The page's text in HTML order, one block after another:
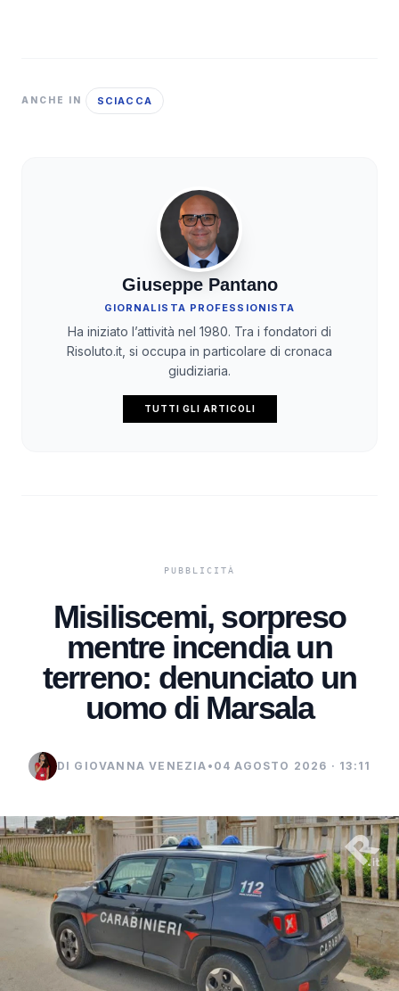
ANCHE IN SCIACCA
Giuseppe Pantano
GIORNALISTA PROFESSIONISTA
Ha iniziato l’attività nel 1980. Tra i fondatori di
Risoluto.it, si occupa in particolare di cronaca
giudiziaria.
TUTTI GLI ARTICOLI
Misiliscemi, sorpreso
mentre incendia un
terreno: denunciato un
uomo di Marsala
DI GIOVANNA VENEZIA • 04 AGOSTO 2026 · 13:11